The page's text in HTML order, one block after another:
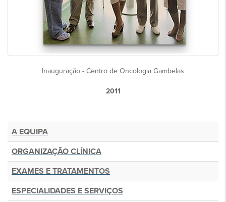
Inauguração - Centro de Oncologia Gambelas
2011
A EQUIPA
ORGANIZAÇÃO CLÍNICA
EXAMES E TRATAMENTOS
ESPECIALIDADES E SERVIÇOS